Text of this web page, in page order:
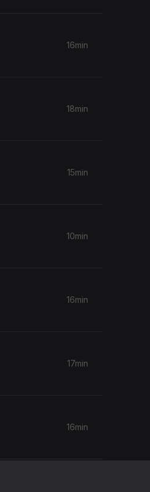
16min
18min
15min
10min
16min
17min
16min